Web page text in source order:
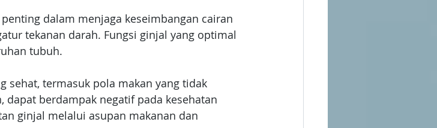
dalam menjaga keseimbangan cairan
tekanan darah. Fungsi ginjal yang optimal
tubuh.
sehat, termasuk pola makan yang tidak
dapat berdampak negatif pada kesehatan
ginjal melalui asupan makanan dan